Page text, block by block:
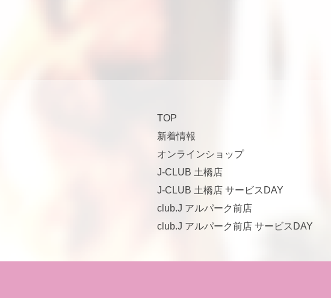
TOP
新着情報
オンラインショップ
J-CLUB 土橋店
J-CLUB 土橋店 サービスDAY
club.J アルパーク前店
club.J アルパーク前店 サービスDAY